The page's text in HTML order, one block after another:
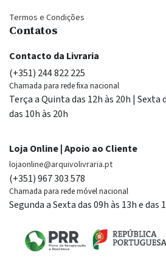
Termos e Condições
Contatos
Contacto da Livraria
(+351) 244 822 225
Chamada para rede fixa nacional
Terça a Quinta das 12h às 20h | Sexta
das 10h às 20h
Loja Online | Apoio ao Cliente
lojaonline@arquivolivraria.pt
(+351) 967 303 578
Chamada para rede móvel nacional
Segunda a Sexta das 09h às 13h e das